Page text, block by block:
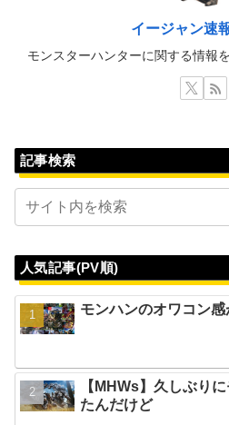
イージャン速
モンスターハンターに関する情報
記事検索
人気記事(PV順)
モンハンのオワコン
【MHWs】久しぶり
たんだけど